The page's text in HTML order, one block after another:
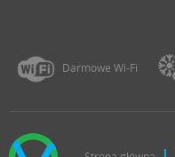
Darmowe Wi-Fi